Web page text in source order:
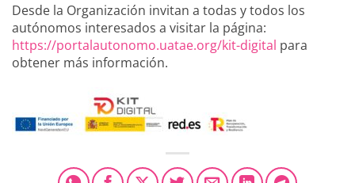
Desde la Organización invitan a todas y todos los
autónomos interesados a visitar la página:
https://portalautonomo.uatae.org/kit-digital para
obtener más información.